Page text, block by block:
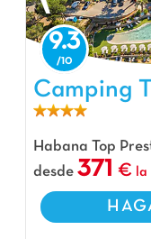
Camping Treumal,
9.3
Camping
Habana Top
desde 371